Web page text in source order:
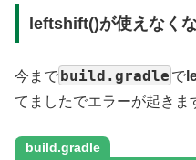
leftshift()が使えなく
今までbuild.gradle で
てましたでエラーが起きま
build.gradle